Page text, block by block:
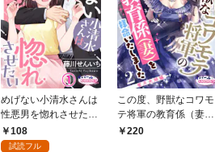
めげない小清水さんは
性悪男を惚れさせたい
１108
試読フル
この度、野獣なコワモ
テ将軍の教育係（妻）
を拝命いたしました２
220